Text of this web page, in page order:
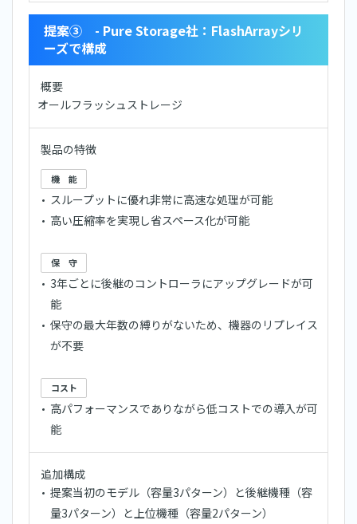
提案③ - Pure Storage社：FlashArrayシリ
ーズで構成
概要
オールフラッシュストレージ
製品の特徴
機 能
スループットに優れ非常に高速な処理が可能
高い圧縮率を実現し省スペース化が可能
保 守
3年ごとに後継のコントローラにアップグレードが可
能
保守の最大年数の縛りがないため、機器のリプレイス
が不要
コスト
高パフォーマンスでありながら低コストでの導入が可
能
追加構成
提案当初のモデル（容量3パターン）と後継機種（容
量3パターン）と上位機種（容量2パターン）